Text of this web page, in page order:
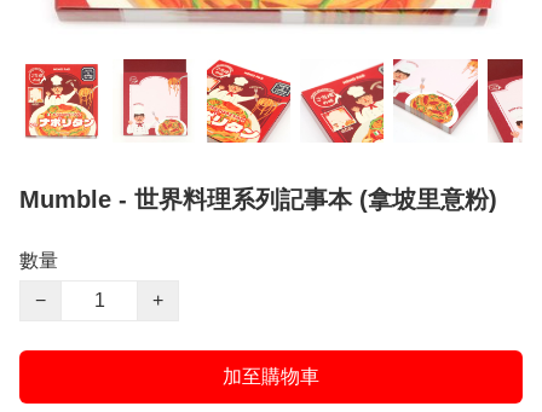
Mumble - 世界料理系列記事本 (拿坡里意粉)
數量
−
+
加至購物車